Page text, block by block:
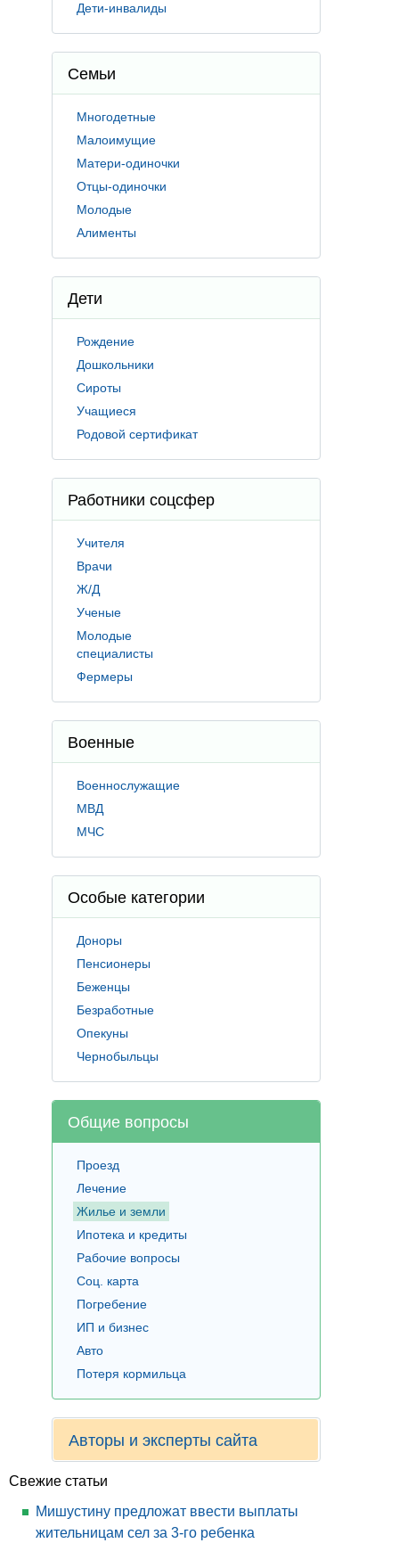
Дети-инвалиды
Семьи
Многодетные
Малоимущие
Матери-одиночки
Отцы-одиночки
Молодые
Алименты
Дети
Рождение
Дошкольники
Сироты
Учащиеся
Родовой сертификат
Работники соцсфер
Учителя
Врачи
Ж/Д
Ученые
Молодые
специалисты
Фермеры
Военные
Военнослужащие
МВД
МЧС
Особые категории
Доноры
Пенсионеры
Беженцы
Безработные
Опекуны
Чернобыльцы
Общие вопросы
Проезд
Лечение
Жилье и земли
Ипотека и кредиты
Рабочие вопросы
Соц. карта
Погребение
ИП и бизнес
Авто
Потеря кормильца
Авторы и эксперты сайта
Свежие статьи
Мишустину предложат ввести выплаты
жительницам сел за 3-го ребенка